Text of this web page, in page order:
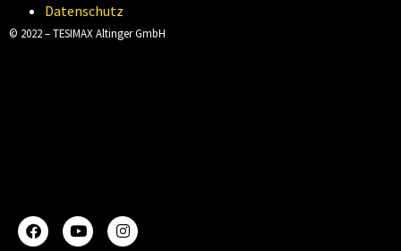
Datenschutz
© 2022 – TESIMAX Altinger GmbH